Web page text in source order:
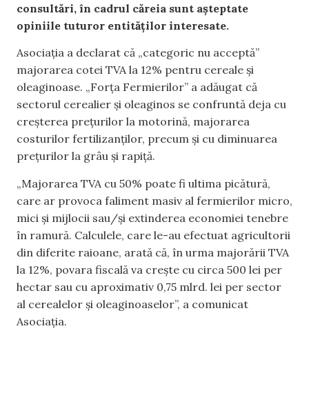
consultări, în cadrul căreia sunt așteptate
opiniile tuturor entităților interesate.
Asociația a declarat că „categoric nu acceptă”
majorarea cotei TVA la 12% pentru cereale și
oleaginoase. „Forța Fermierilor” a adăugat că
sectorul cerealier și oleaginos se confruntă deja cu
creșterea prețurilor la motorină, majorarea
costurilor fertilizanților, precum și cu diminuarea
prețurilor la grâu și rapiță.
„Majorarea TVA cu 50% poate fi ultima picătură,
care ar provoca faliment masiv al fermierilor micro,
mici și mijlocii sau/și extinderea economiei tenebre
în ramură. Calculele, care le-au efectuat agricultorii
din diferite raioane, arată că, în urma majorării TVA
la 12%, povara fiscală va crește cu circa 500 lei per
hectar sau cu aproximativ 0,75 mlrd. lei per sector
al cerealelor și oleaginoaselor”, a comunicat
Asociația.